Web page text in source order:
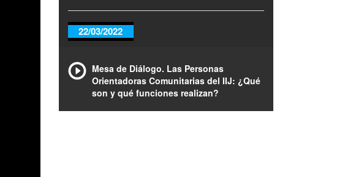
22/03/2022
Mesa de Diálogo. Las Personas
Orientadoras Comunitarias del IIJ: ¿Qué
son y qué funciones realizan?